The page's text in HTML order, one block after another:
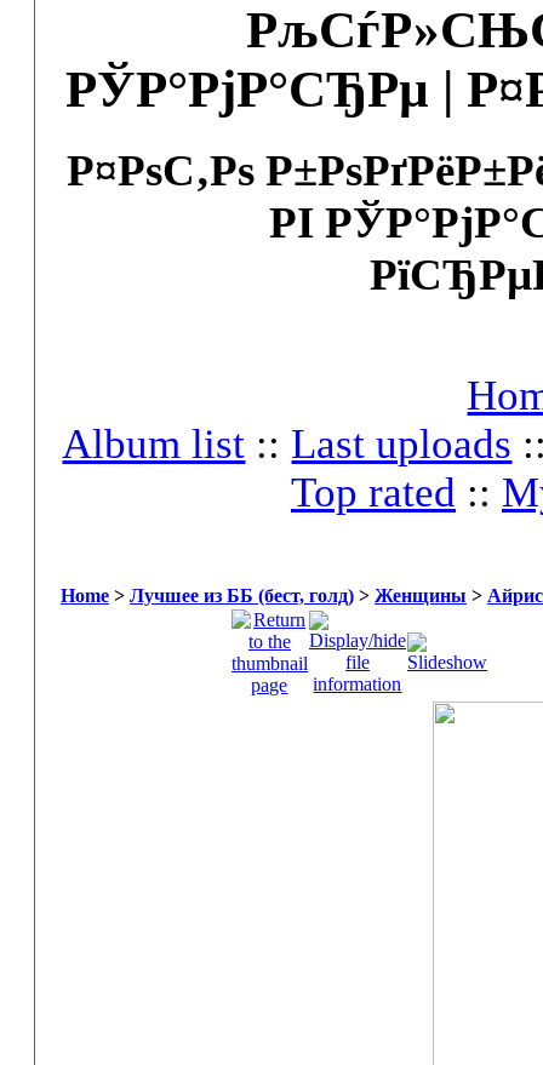
РЎР°РјР°СЂРµ |
Р¤РѕС‚Рѕ
РІ
Album list :: Last uploads
Top rated ::
Home > Лучшее из ББ (бест, голд) > Женщины >